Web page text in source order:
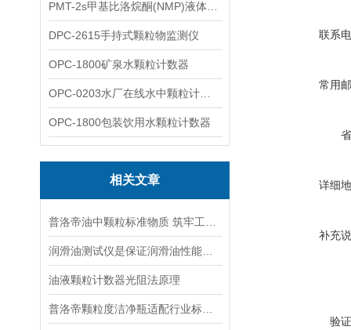
DPC-2615手持式颗粒物监测仪
OPC-1800矿泉水颗粒计数器
OPC-1800包装饮用水颗粒计数器
相关文章
油液颗粒计数器光阻法原理
联系
常用
详细
补充
验